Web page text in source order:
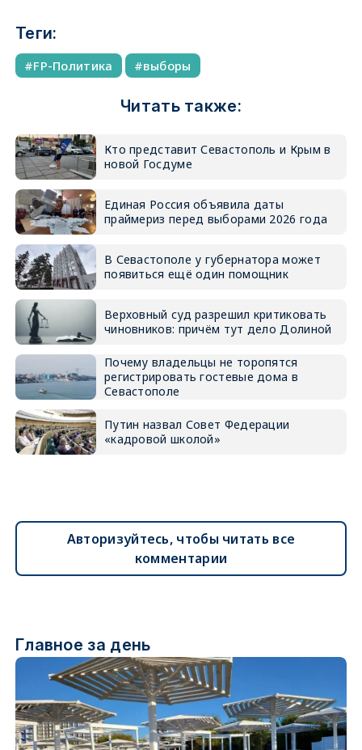
Теги:
FP-Политика выборы
Читать также:
Кто представит Севастополь и Крым в
новой Госдуме
Единая Россия объявила даты
праймериз перед выборами 2026 года
В Севастополе у губернатора может
появиться ещё один помощник
Верховный суд разрешил критиковать
чиновников: причём тут дело Долиной
Почему владельцы не торопятся
регистрировать гостевые дома в
Севастополе
Путин назвал Совет Федерации
«кадровой школой»
Авторизуйтесь, чтобы читать все
комментарии
Главное за день